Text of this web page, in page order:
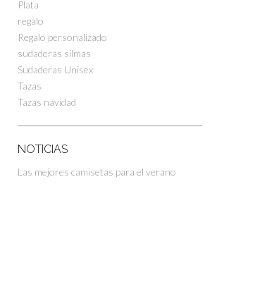
Plata
regalo
Regalo personalizado
sudaderas silmas
Sudaderas Unisex
Tazas
Tazas navidad
NOTICIAS
Las mejores camisetas para el verano